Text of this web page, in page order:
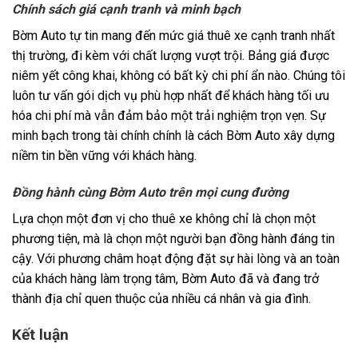
Chính sách giá cạnh tranh và minh bạch
Bờm Auto tự tin mang đến mức giá thuê xe cạnh tranh nhất
thị trường, đi kèm với chất lượng vượt trội. Bảng giá được
niêm yết công khai, không có bất kỳ chi phí ẩn nào. Chúng tôi
luôn tư vấn gói dịch vụ phù hợp nhất để khách hàng tối ưu
hóa chi phí mà vẫn đảm bảo một trải nghiệm trọn vẹn. Sự
minh bạch trong tài chính chính là cách Bờm Auto xây dựng
niềm tin bền vững với khách hàng.
Đồng hành cùng Bờm Auto trên mọi cung đường
Lựa chọn một đơn vị cho thuê xe không chỉ là chọn một
phương tiện, mà là chọn một người bạn đồng hành đáng tin
cậy. Với phương châm hoạt động đặt sự hài lòng và an toàn
của khách hàng làm trọng tâm, Bờm Auto đã và đang trở
thành địa chỉ quen thuộc của nhiều cá nhân và gia đình.
Kết luận